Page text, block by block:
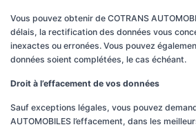
Vous pouvez obtenir de COTRANS
délais, la rectification des données vous
inexactes ou erronées. Vous pouvez
données soient complétées, le cas échéant.
Droit à l’effacement de vos données
Sauf exceptions légales, vous pouvez
AUTOMOBILES l’effacement, dans les